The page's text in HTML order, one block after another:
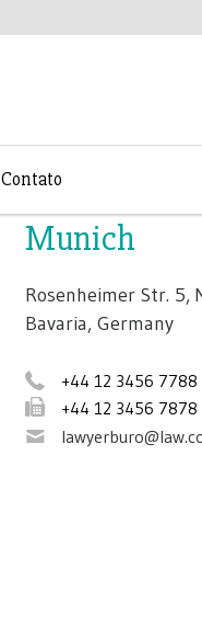
Contato
Munich
Rosenheimer Str. 5,
Bavaria, Germany
+44 12 3456 7788
+44 12 3456 7878